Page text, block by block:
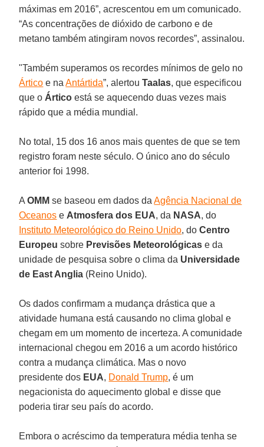
máximas em 2016”, acrescentou em um comunicado.
“As concentrações de dióxido de carbono e de
metano também atingiram novos recordes”, assinalou.
"Também superamos os recordes mínimos de gelo no
Ártico e naAntártida”, alertouTaalas, que especificou
que o Ártico está se aquecendo duas vezes mais
rápido que a média mundial.
No total, 15 dos 16 anos mais quentes de que se tem
registro foram neste século. O único ano do século
anterior foi 1998.
AOMM se baseou em dados daAgência Nacional de
Oceanos e Atmosfera dos EUA, da NASA, do
Instituto Meteorológico do Reino Unido, doCentro
Europeu sobre Previsões Meteorológicas e da
unidade de pesquisa sobre o clima da Universidade
de East Anglia (Reino Unido).
Os dados confirmam a mudança drástica que a
atividade humana está causando no clima global e
chegam em um momento de incerteza. A comunidade
internacional chegou em 2016 a um acordo histórico
contra a mudança climática. Mas o novo
presidente dos EUA, Donald Trump, é um
negacionista do aquecimento global e disse que
poderia tirar seu país do acordo.
Embora o acréscimo da temperatura média tenha se